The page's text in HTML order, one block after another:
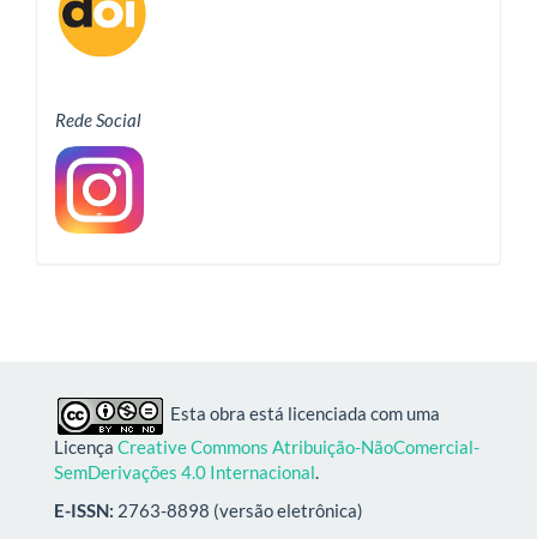
Rede Social
Esta obra está licenciada com uma
Licença Creative Commons Atribuição-NãoComercial-
SemDerivações 4.0 Internacional.
E-ISSN: 2763-8898 (versão eletrônica)